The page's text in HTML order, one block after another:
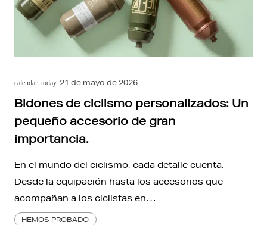
calendar_today 21 de mayo de 2026
Bidones de ciclismo personalizados: Un
pequeño accesorio de gran
importancia.
En el mundo del ciclismo, cada detalle cuenta.
Desde la equipación hasta los accesorios que
acompañan a los ciclistas en…
HEMOS PROBADO